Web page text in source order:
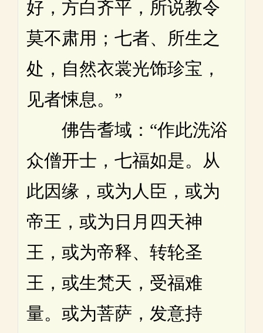
好，方白齐平，所说教令
莫不肃用；七者、所生之
处，自然衣裳光饰珍宝，
见者悚息。”
佛告耆域：“作此洗浴
众僧开士，七福如是。从
此因缘，或为人臣，或为
帝王，或为日月四天神
王，或为帝释、转轮圣
王，或生梵天，受福难
量。或为菩萨，发意持